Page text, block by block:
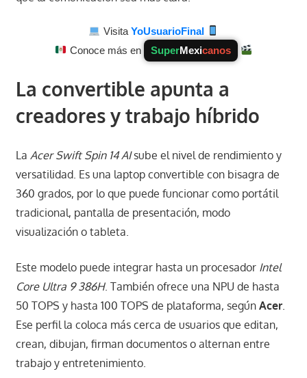
Visita YoUsuarioFinal
Conoce más en
SuperMexicanos
La convertible apunta a
creadores y trabajo híbrido
La Acer Swift Spin 14 AIsube el nivel de rendimiento y
versatilidad. Es una laptop convertible con bisagra de
360 grados, por lo que puede funcionar como portátil
tradicional, pantalla de presentación, modo
visualización o tableta.
Este modelo puede integrar hasta un procesador Intel
Core Ultra 9 386H. También ofrece una NPU de hasta
50 TOPS y hasta 100 TOPS de plataforma, según Acer.
Ese perfil la coloca más cerca de usuarios que editan,
crean, dibujan, firman documentos o alternan entre
trabajo y entretenimiento.